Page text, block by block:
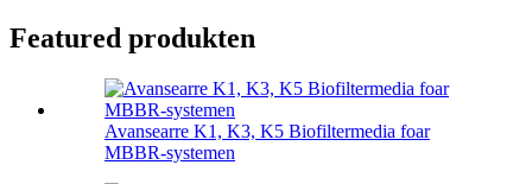
Featured produkten
Avansearre K1, K3, K5 Biofiltermedia foar
MBBR-systemen